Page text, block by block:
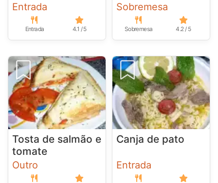
Entrada
Entrada 4.1 / 5
Sobremesa
Sobremesa 4.2 / 5
Tosta de salmão e
tomate
Outro
Canja de pato
Entrada